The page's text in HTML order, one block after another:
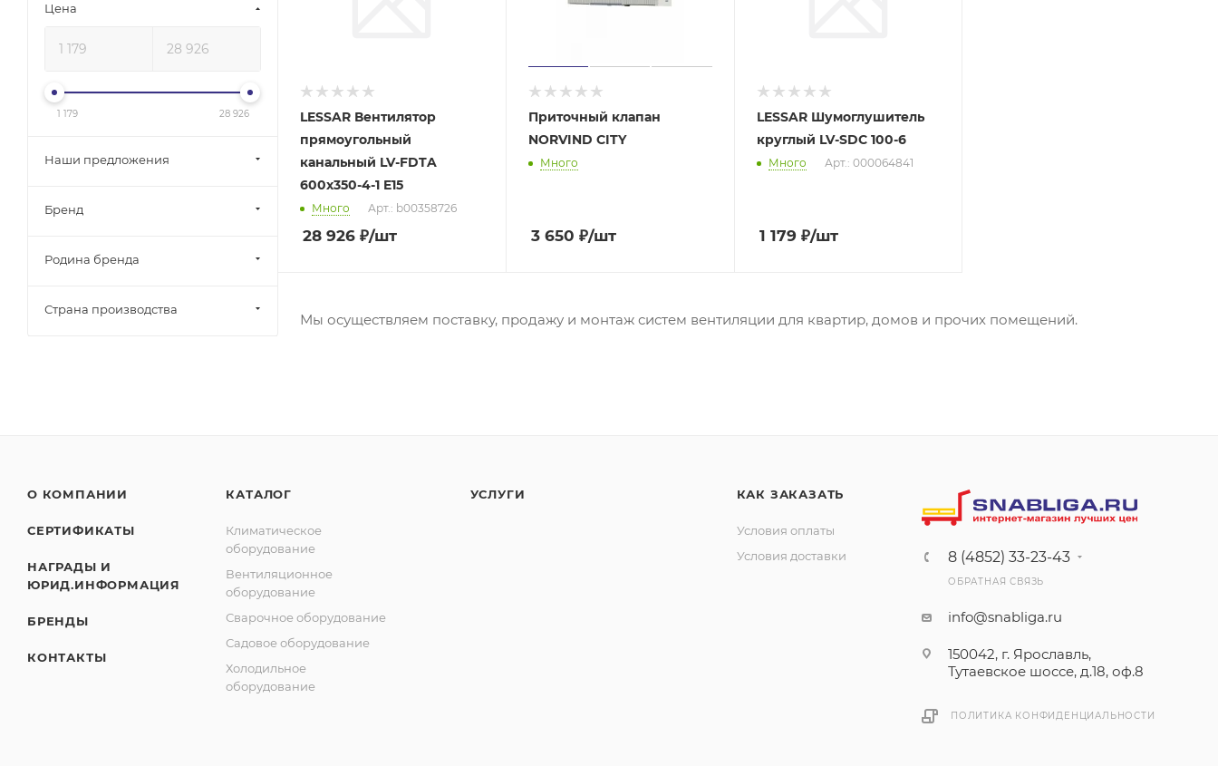
LESSAR Вентилятор
прямоугольный
канальный LV-FDTA
600x350-4-1 E15
Много Арт.: b00358726
28 926 ₽/шт
Приточный клапан
NORVIND CITY
Много
3 650 ₽/шт
LESSAR Шумоглушитель
круглый LV-SDC 100-6
Много Арт.: 000064841
1 179₽/шт
Мы осуществляем поставку, продажу и монтаж систем вентиляции для квартир, домов и прочих помещений.
Цена
1 179 28 926
Наши предложения
Бренд
Родина бренда
Страна производства
О КОМПАНИИ
СЕРТИФИКАТЫ
НАГРАДЫ И
ЮРИД.ИНФОРМАЦИЯ
БРЕНДЫ
КОНТАКТЫ
КАТАЛОГ
Климатическое
оборудование
Вентиляционное
оборудование
Сварочное оборудование
Садовое оборудование
Холодильное
оборудование
УСЛУГИ КАК ЗАКАЗАТЬ
Условия оплаты
Условия доставки
8 (4852) 33-23-43
ОБРАТНАЯ СВЯЗЬ
info@snabliga.ru
150042, г. Ярославль,
Тутаевское шоссе, д.18, оф.8
ПОЛИТИКА КОНФИДЕНЦИАЛЬНОСТИ